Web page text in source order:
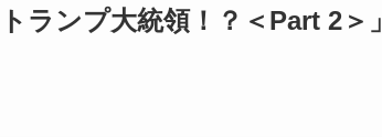
ランプ大統領！？＜Part 2＞」